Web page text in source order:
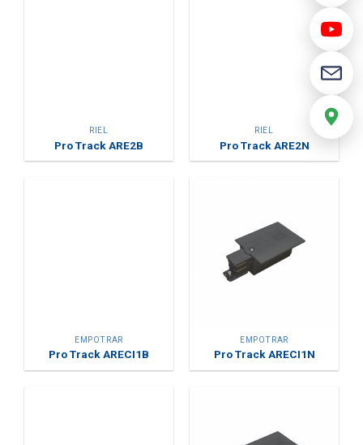
RIEL
Pro Track ARE2B
RIEL
Pro Track ARE2N
EMPOTRAR
Pro Track ARECI1B
EMPOTRAR
Pro Track ARECI1N